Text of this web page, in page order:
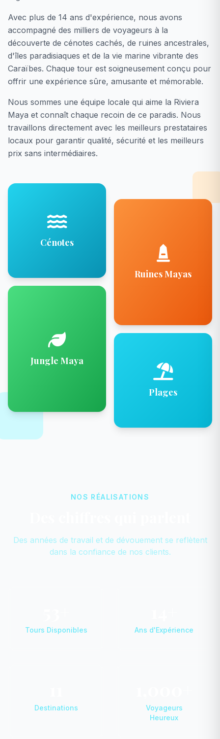
Avec plus de 14 ans d'expérience, nous avons
accompagné des milliers de voyageurs à la
découverte de cénotes cachés, de ruines ancestrales,
d'îles paradisiaques et de la vie marine vibrante des
Caraïbes. Chaque tour est soigneusement conçu pour
offrir une expérience sûre, amusante et mémorable.
Nous sommes une équipe locale qui aime la Riviera
Maya et connaît chaque recoin de ce paradis. Nous
travaillons directement avec les meilleurs prestataires
locaux pour garantir qualité, sécurité et les meilleurs
prix sans intermédiaires.
Cénotes
Jungle Maya
Ruines Mayas
Plages
NOS RÉALISATIONS
Des années de travail et de dévouement se reflètent
dans la confiance de nos clients.
Tours Disponibles Ans d'Expérience
Destinations
Voyageurs
Heureux